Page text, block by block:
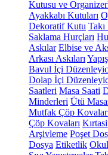
Kutusu ve
Ayakkabı Kutuları
Dekoratif Kutu
Saklama Hurçları
Askılar Elbise ve
Arkası Askıları
Bavul İçi
Dolap İçi
Saatleri Masa Saati
Minderleri Ütü
Mutfak Çöp
Çöp Kovaları
Arşivleme Poşet
Dosya Etiketlik